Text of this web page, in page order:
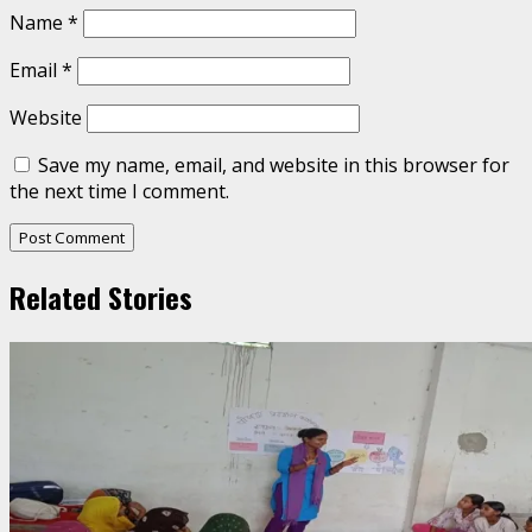
Name *
Email *
Website
Save my name, email, and website in this browser for
the next time I comment.
Related Stories